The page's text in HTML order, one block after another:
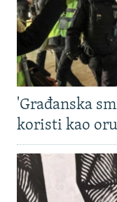
'Građanska
koristi kao